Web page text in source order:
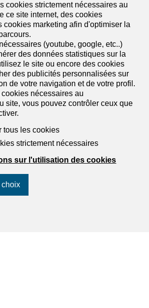
votre rêve
Louer un appartement
Louer une maison
Acheter un appartement
Acheter une maison
Services
cookies strictement nécessaires au
ce site internet, des cookies
cookies marketing afin d'optimiser la
(youtube, google, etc..)
des données statistiques sur la
le site ou encore des cookies
des publicités personnalisées sur
de votre navigation et de votre profil.
cookies nécessaires au
site, vous pouvez contrôler ceux que
tous les cookies
strictement nécessaires
sur l'utilisation des cookies
choix